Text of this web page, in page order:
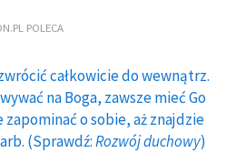
POLECA
całkowicie do wewnątrz.
na Boga, zawsze mieć Go
o sobie, aż znajdzie
(Sprawdź:Rozwój duchowy)